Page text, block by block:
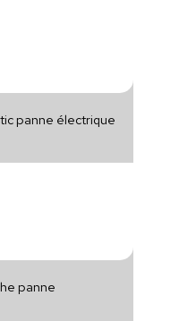
panne électrique
panne